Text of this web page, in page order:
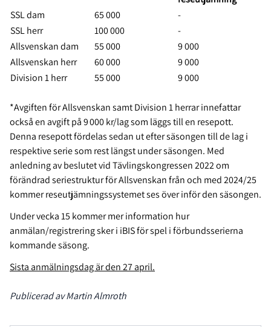
SSL dam
65 000
-
SSL herr
100 000
-
Allsvenskan dam
55 000
9 000
Allsvenskan herr
60 000
9 000
Division 1 herr
55 000 9 000
*Avgiften för Allsvenskan samt Division 1 herrar innefattar
också en avgift på 9 000 kr/lag som läggs till en resepott.
Denna resepott fördelas sedan ut efter säsongen till de lag i
respektive serie som rest längst under säsongen. Med
anledning av beslutet vid Tävlingskongressen 2022 om
förändrad seriestruktur för Allsvenskan från och med 2024/25
kommer reseutjämningssystemet ses över inför den säsongen.
Under vecka 15 kommer mer information hur
anmälan/registrering sker i iBIS för spel i förbundsserierna
kommande säsong.
Sista anmälningsdag är den 27 april.
Publicerad av Martin Almroth